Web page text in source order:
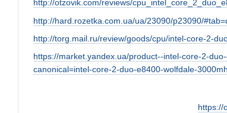
http://otzovik.com/reviews/
http://hard.rozetka.com.ua/ua/23090/p23090/
http://torg.mail.ru/review/goods/cpu/intel-core-2-
https://market.yandex.ua/product--intel-core-2-
canonical=intel-core-2-duo-e8400-wolfdale-
https://